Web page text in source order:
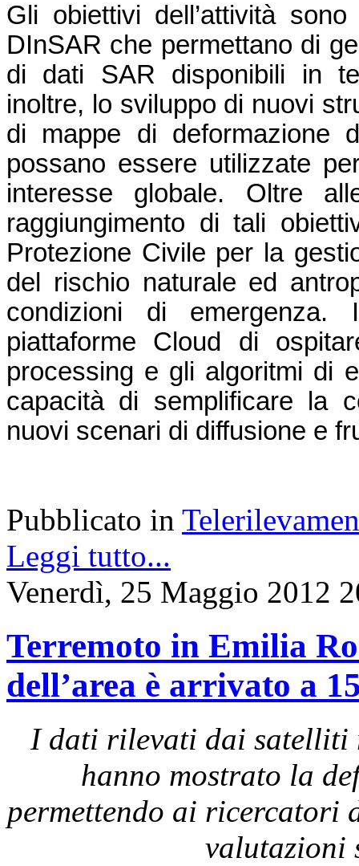
Gli obiettivi dell’attività
DInSAR che permettano di
di dati SAR disponibili in
inoltre, lo sviluppo di nuovi
di mappe di deformazione
possano essere utilizzate
interesse globale. Oltre
raggiungimento di tali
Protezione Civile per la
del rischio naturale ed
condizioni di emergenza.
piattaforme Cloud di
processing e gli algoritmi di
capacità di semplificare la
nuovi scenari di diffusione e
Pubblicato in
Leggi tutto...
Venerdì, 25 Maggio 2012
Terremoto in Emilia
dell’area è arrivato a
I dati rilevati dai satelliti
hanno mostrato la
permettendo ai ricercatori
valutazioni